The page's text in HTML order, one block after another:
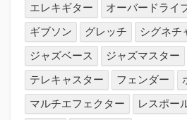
エレキギター
オーバードライ
ギブソン
グレッチ
シグネチ
ジャズベース
ジャズマスター
テレキャスター
フェンダー
マルチエフェクター
レスポー